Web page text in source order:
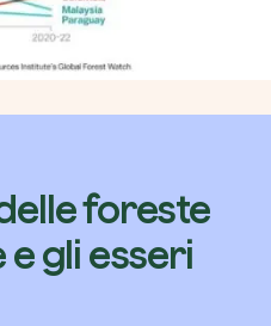
foreste
e gli esseri